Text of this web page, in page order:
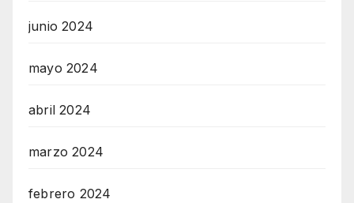
junio 2024
mayo 2024
abril 2024
marzo 2024
febrero 2024